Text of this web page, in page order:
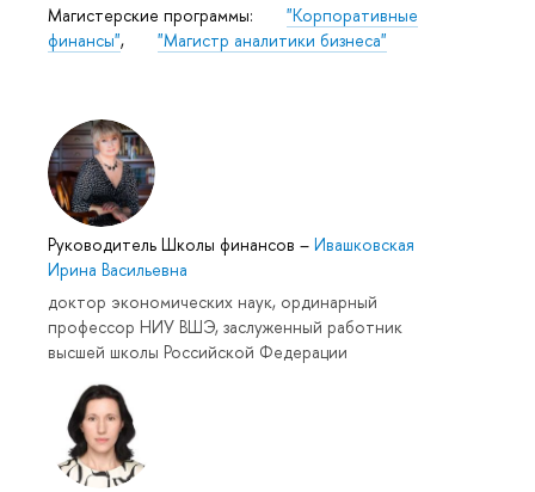
Магистерские программы: "Корпоративные
финансы", "Магистр аналитики бизнеса"
Руководитель Школы финансов – Ивашковская
Ирина Васильевна
доктор экономических наук, ординарный
профессор НИУ ВШЭ, заслуженный работник
высшей школы Российской Федерации